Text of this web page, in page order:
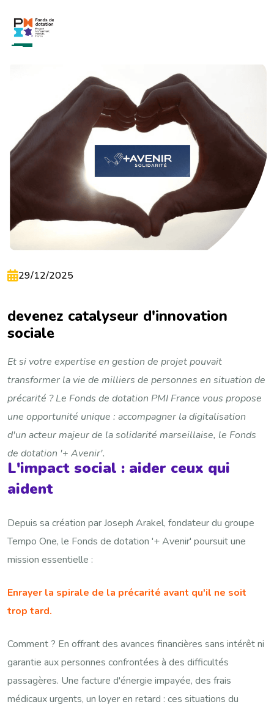
29/12/2025
devenez catalyseur d'innovation
sociale
Et si votre expertise en gestion de projet pouvait
transformer la vie de milliers de personnes en situation de
précarité ? Le Fonds de dotation PMI France vous propose
une opportunité unique : accompagner la digitalisation
d'un acteur majeur de la solidarité marseillaise, le Fonds
de dotation '+ Avenir'.
L'impact social : aider ceux qui
aident
Depuis sa création par Joseph Arakel, fondateur du groupe
Tempo One, le Fonds de dotation '+ Avenir' poursuit une
mission essentielle :
Enrayer la spirale de la précarité avant qu'il ne soit
trop tard.
Comment ? En offrant des avances financières sans intérêt ni
garantie aux personnes confrontées à des difficultés
passagères. Une facture d'énergie impayée, des frais
médicaux urgents, un loyer en retard : ces situations du